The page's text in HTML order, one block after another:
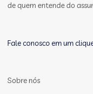
de quem entende do
Fale conosco em um
Sobre nós